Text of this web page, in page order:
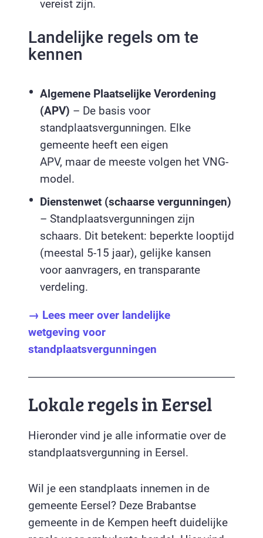
vereist zijn.
Landelijke regels om te
kennen
Algemene Plaatselijke Verordening
(APV) – De basis voor
standplaatsvergunningen. Elke
gemeente heeft een eigen
APV, maar de meeste volgen het VNG-
model.
Dienstenwet (schaarse vergunningen)
– Standplaatsvergunningen zijn
schaars. Dit betekent: beperkte looptijd
(meestal 5-15 jaar), gelijke kansen
voor aanvragers, en transparante
verdeling.
→ Lees meer over landelijke
wetgeving voor
standplaatsvergunningen
Lokale regels in Eersel
Hieronder vind je alle informatie over de
standplaatsvergunning in Eersel.
Wil je een standplaats innemen in de
gemeente Eersel? Deze Brabantse
gemeente in de Kempen heeft duidelijke